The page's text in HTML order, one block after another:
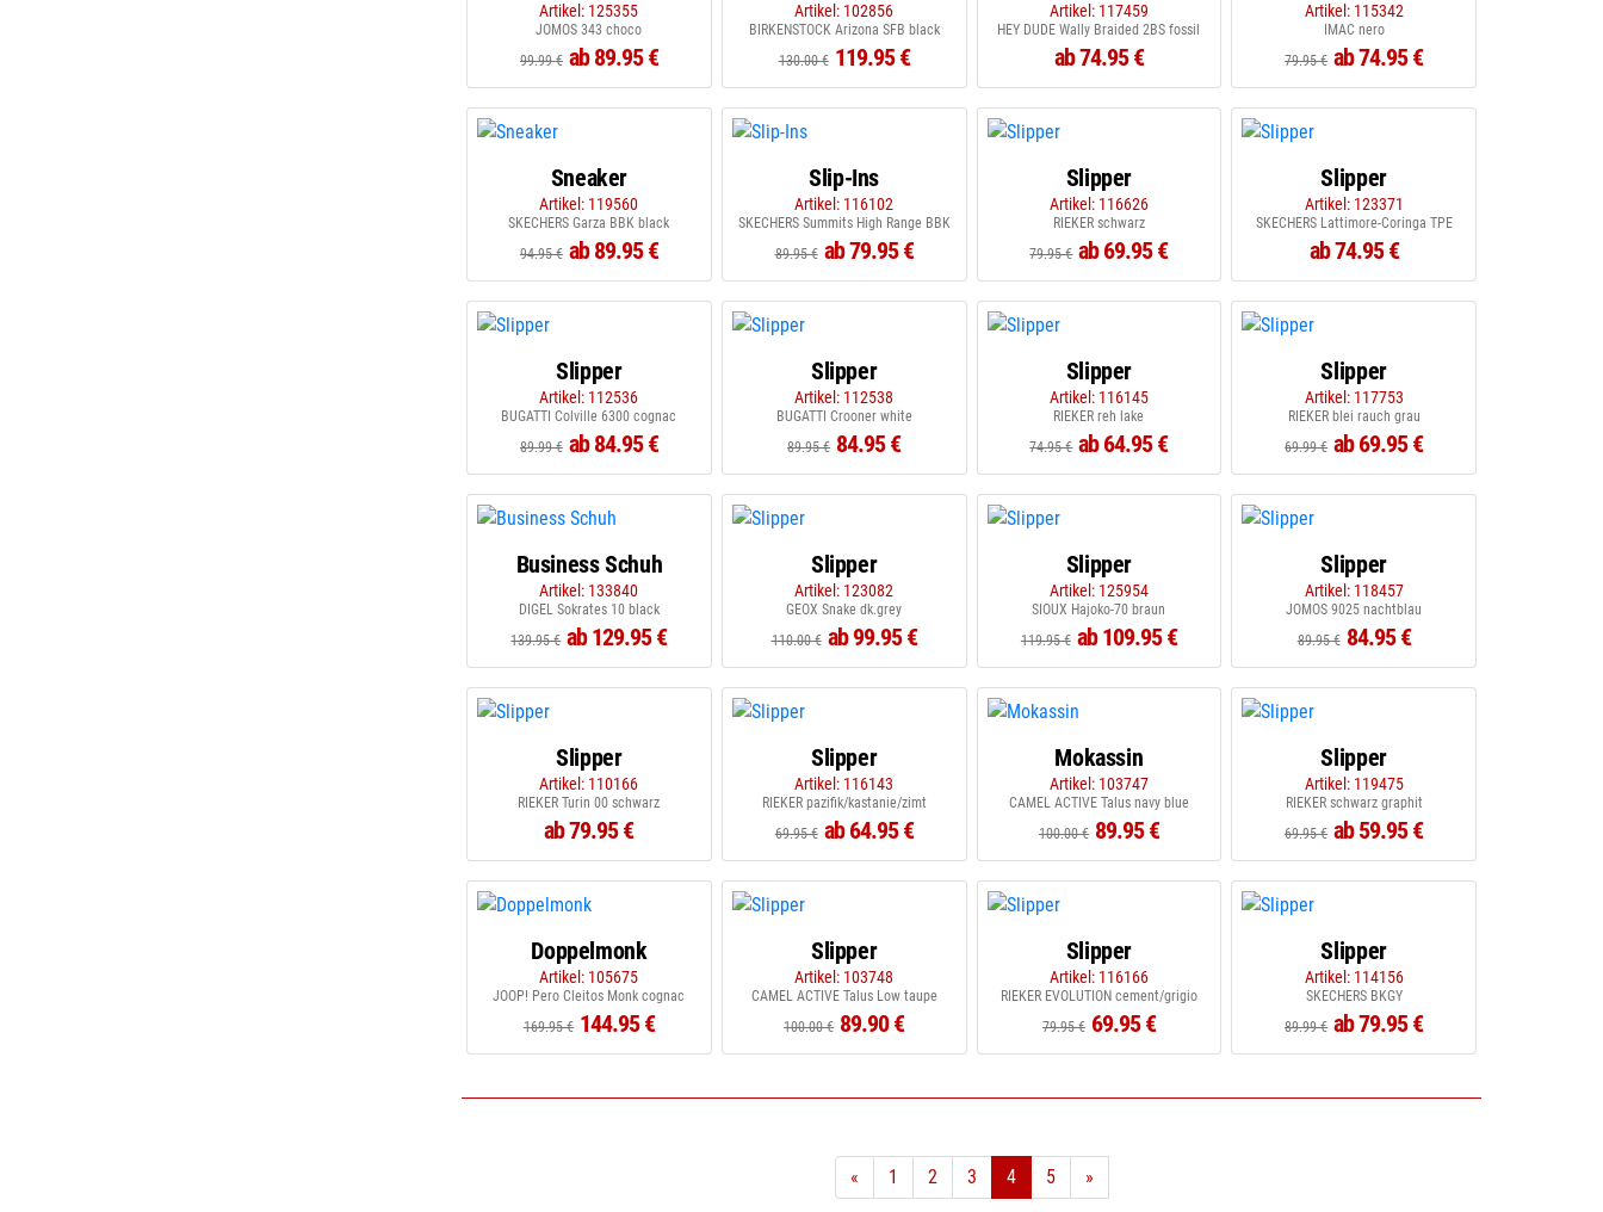
Artikel: 125355
JOMOS 343 choco
99.99 € ab 89.95 €
Artikel: 102856
BIRKENSTOCK Arizona SFB black
130.00 € 119.95 €
Artikel: 117459
HEY DUDE Wally Braided 2BS fossil
ab 74.95 €
Artikel: 115342
IMAC nero
79.95 € ab 74.95 €
Sneaker
Artikel: 119560
SKECHERS Garza BBK black
94.95 € ab 89.95 €
Slip-Ins
Artikel: 116102
SKECHERS Summits High Range BBK
89.95 € ab 79.95 €
Slipper
Artikel: 116626
RIEKER schwarz
79.95 € ab 69.95 €
Slipper
Artikel: 123371
SKECHERS Lattimore-Coringa TPE
ab 74.95 €
Slipper
Artikel: 112536
BUGATTI Colville 6300 cognac
89.99 € ab 84.95 €
Slipper
Artikel: 112538
BUGATTI Crooner white
89.95 € 84.95 €
Slipper
Artikel: 116145
RIEKER reh lake
74.95 € ab 64.95 €
Slipper
Artikel: 117753
RIEKER blei rauch grau
69.99 € ab 69.95 €
Business Schuh
Artikel: 133840
DIGEL Sokrates 10 black
139.95 € ab 129.95 €
Slipper
Artikel: 123082
GEOX Snake dk.grey
110.00 € ab 99.95 €
Slipper
Artikel: 125954
SIOUX Hajoko-70 braun
119.95 € ab 109.95 €
Slipper
Artikel: 118457
JOMOS 9025 nachtblau
89.95 € 84.95 €
Slipper
Artikel: 110166
RIEKER Turin 00 schwarz
ab 79.95 €
Slipper
Artikel: 116143
RIEKER pazifik/kastanie/zimt
69.95 € ab 64.95 €
Mokassin
Artikel: 103747
CAMEL ACTIVE Talus navy blue
100.00 € 89.95 €
Slipper
Artikel: 119475
RIEKER schwarz graphit
69.95 € ab 59.95 €
Doppelmonk
Artikel: 105675
JOOP! Pero Cleitos Monk cognac
169.95 € 144.95 €
Slipper
Artikel: 103748
CAMEL ACTIVE Talus Low taupe
100.00 € 89.90 €
Slipper
Artikel: 116166
RIEKER EVOLUTION cement/grigio
79.95 € 69.95 €
Slipper
Artikel: 114156
SKECHERS BKGY
89.99 € ab 79.95 €
« 1 2 3 4 5 »